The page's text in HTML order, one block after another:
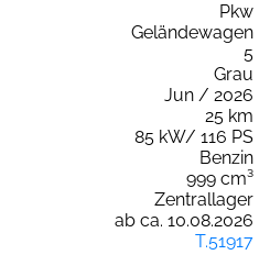
Pkw
Geländewagen
5
Grau
Jun / 2026
25 km
85 kW/ 116 PS
Benzin
999 cm³
Zentrallager
ab ca. 10.08.2026
T.51917